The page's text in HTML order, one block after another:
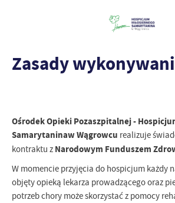
Zasady
Ośrodek Opieki Pozaszpitalnej -
Samarytaninaw Wągrowcu realizuje
kontraktu z Narodowym Funduszem
W momencie przyjęcia do hospicjum każdy
objęty opieką lekarza prowadzącego oraz
potrzeb chory może skorzystać z pomocy